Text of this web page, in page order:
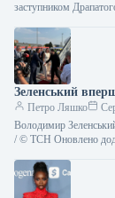
заступником
Зеленський
Петро Ляшко
Володимир
/ © ТСН Оновлено